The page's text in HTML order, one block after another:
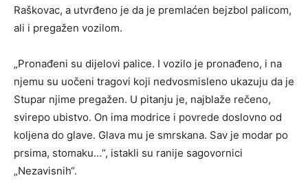
Raškovac, a utvrđeno je da je premlaćen bejzbol palicom,
ali i pregažen vozilom.
„Pronađeni su dijelovi palice. I vozilo je pronađeno, i na
njemu su uočeni tragovi koji nedvosmisleno ukazuju da je
Stupar njime pregažen. U pitanju je, najblaže rečeno,
svirepo ubistvo. On ima modrice i povrede doslovno od
koljena do glave. Glava mu je smrskana. Sav je modar po
prsima, stomaku…“, istakli su ranije sagovornici
„Nezavisnih“.